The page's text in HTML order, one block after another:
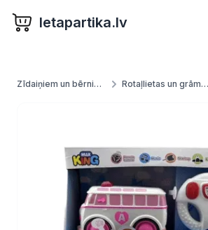
letapartika.lv
Zīdaiņiem un bērniem Rotaļlietas un grāmatas